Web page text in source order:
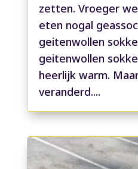
zetten. Vroeger
eten nogal
geitenwollen
geitenwollen
heerlijk warm.
veranderd....